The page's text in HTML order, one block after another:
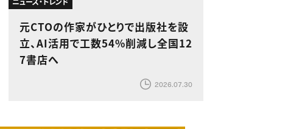
元CTOの作家がひとりで出版社を設
立、AI活用で工数54%削減し全国12
7書店へ
2026.07.30